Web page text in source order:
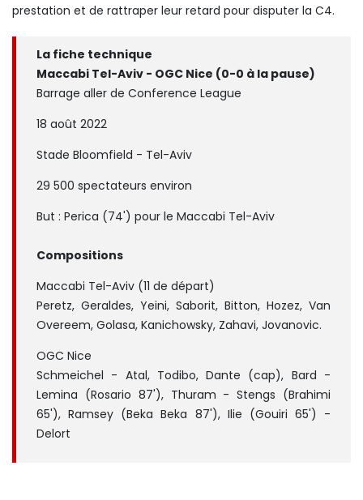
prestation et de rattraper leur retard pour disputer la C4.
La fiche technique
Maccabi Tel-Aviv - OGC Nice (0-0 à la pause)
Barrage aller de Conference League
18 août 2022
Stade Bloomfield - Tel-Aviv
29 500 spectateurs environ
But : Perica (74') pour le Maccabi Tel-Aviv
Compositions
Maccabi Tel-Aviv (11 de départ)
Peretz, Geraldes, Yeini, Saborit, Bitton, Hozez, Van
Overeem, Golasa, Kanichowsky, Zahavi, Jovanovic.
OGC Nice
Schmeichel - Atal, Todibo, Dante (cap), Bard -
Lemina (Rosario 87'), Thuram - Stengs (Brahimi
65'), Ramsey (Beka Beka 87'), Ilie (Gouiri 65') -
Delort